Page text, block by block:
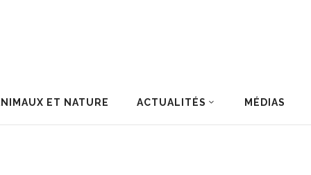
ET NATURE ACTUALITÉS MÉDIAS